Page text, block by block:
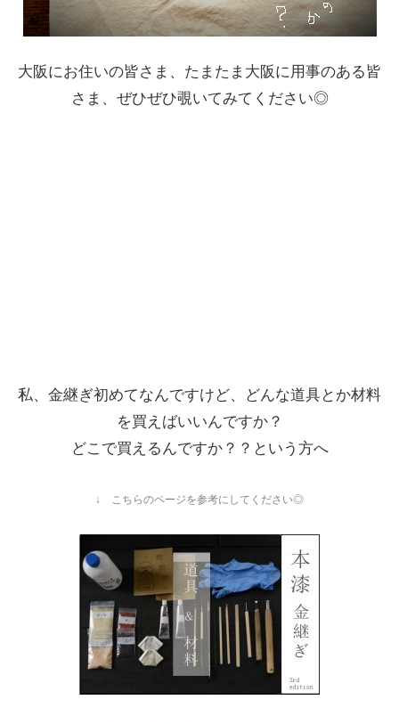
大阪にお住いの皆さま、たまたま大阪に用事のある皆
さま、ぜひぜひ覗いてみてください◎
私、金継ぎ初めてなんですけど、どんな道具とか材料
を買えばいいんですか？
どこで買えるんですか？？という方へ
↓ こちらのページを参考にしてください◎